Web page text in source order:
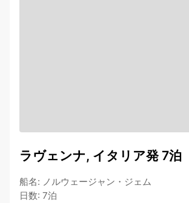
ラヴェンナ, イタリア発 7泊
船名: ノルウェージャン・ジェム
日数: 7泊